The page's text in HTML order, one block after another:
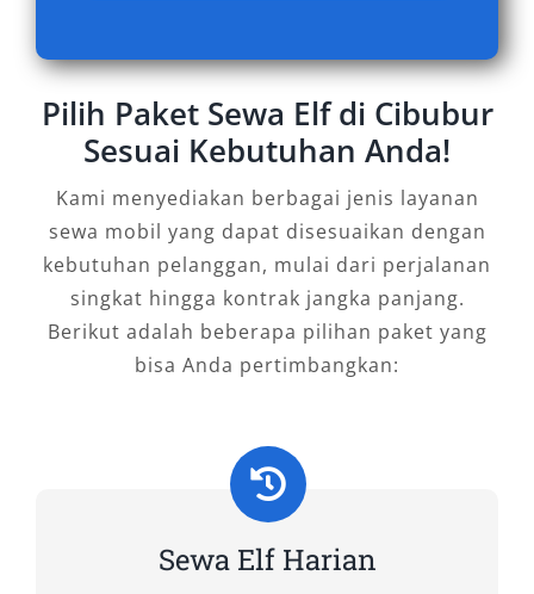
Pilih Paket Sewa Elf di Cibubur
Sesuai Kebutuhan Anda!
Kami menyediakan berbagai jenis layanan
sewa mobil yang dapat disesuaikan dengan
kebutuhan pelanggan, mulai dari perjalanan
singkat hingga kontrak jangka panjang.
Berikut adalah beberapa pilihan paket yang
bisa Anda pertimbangkan:
Sewa Elf Harian